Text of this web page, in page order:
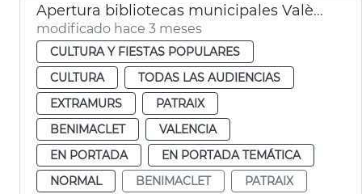
Apertura bibliotecas municipales València 24 horas por exámenes
modificado hace 3 meses
CULTURA Y FIESTAS POPULARES
CULTURA
TODAS LAS AUDIENCIAS
EXTRAMURS
PATRAIX
BENIMACLET
VALENCIA
EN PORTADA
EN PORTADA TEMÁTICA
NORMAL
BENIMACLET
PATRAIX